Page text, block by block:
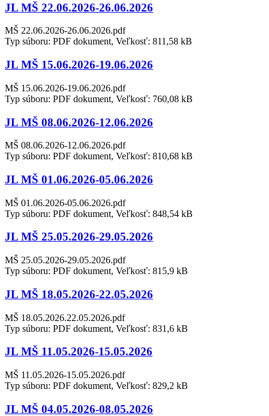
JL MŠ 22.06.2026-26.06.2026
MŠ 22.06.2026-26.06.2026.pdf
Typ súboru: PDF dokument, Veľkosť: 811,58 kB
JL MŠ 15.06.2026-19.06.2026
MŠ 15.06.2026-19.06.2026.pdf
Typ súboru: PDF dokument, Veľkosť: 760,08 kB
JL MŠ 08.06.2026-12.06.2026
MŠ 08.06.2026-12.06.2026.pdf
Typ súboru: PDF dokument, Veľkosť: 810,68 kB
JL MŠ 01.06.2026-05.06.2026
MŠ 01.06.2026-05.06.2026.pdf
Typ súboru: PDF dokument, Veľkosť: 848,54 kB
JL MŠ 25.05.2026-29.05.2026
MŠ 25.05.2026-29.05.2026.pdf
Typ súboru: PDF dokument, Veľkosť: 815,9 kB
JL MŠ 18.05.2026-22.05.2026
MŠ 18.05.2026.22.05.2026.pdf
Typ súboru: PDF dokument, Veľkosť: 831,6 kB
JL MŠ 11.05.2026-15.05.2026
MŠ 11.05.2026-15.05.2026.pdf
Typ súboru: PDF dokument, Veľkosť: 829,2 kB
JL MŠ 04.05.2026-08.05.2026